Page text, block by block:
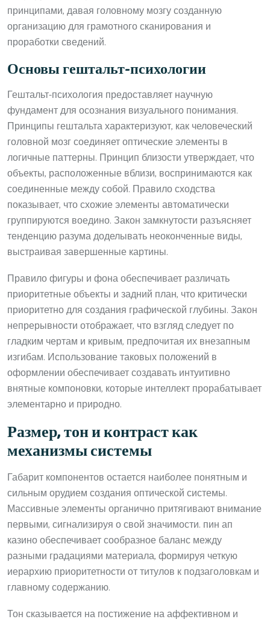
принципами, давая головному мозгу созданную
организацию для грамотного сканирования и
проработки сведений.
Основы гештальт-психологии
Гештальт-психология предоставляет научную
фундамент для осознания визуального понимания.
Принципы гештальта характеризуют, как человеческий
головной мозг соединяет оптические элементы в
логичные паттерны. Принцип близости утверждает, что
объекты, расположенные вблизи, воспринимаются как
соединенные между собой. Правило сходства
показывает, что схожие элементы автоматически
группируются воедино. Закон замкнутости разъясняет
тенденцию разума доделывать неоконченные виды,
выстраивая завершенные картины.
Правило фигуры и фона обеспечивает различать
приоритетные объекты и задний план, что критически
приоритетно для создания графической глубины. Закон
непрерывности отображает, что взгляд следует по
гладким чертам и кривым, предпочитая их внезапным
изгибам. Использование таковых положений в
оформлении обеспечивает создавать интуитивно
внятные компоновки, которые интеллект прорабатывает
элементарно и природно.
Размер, тон и контраст как
механизмы системы
Габарит компонентов остается наиболее понятным и
сильным орудием создания оптической системы.
Массивные элементы органично притягивают внимание
первыми, сигнализируя о свой значимости. пин ап
казино обеспечивает сообразное баланс между
разными градациями материала, формируя четкую
иерархию приоритетности от титулов к подзаголовкам и
главному содержанию.
Тон сказывается на постижение на аффективном и